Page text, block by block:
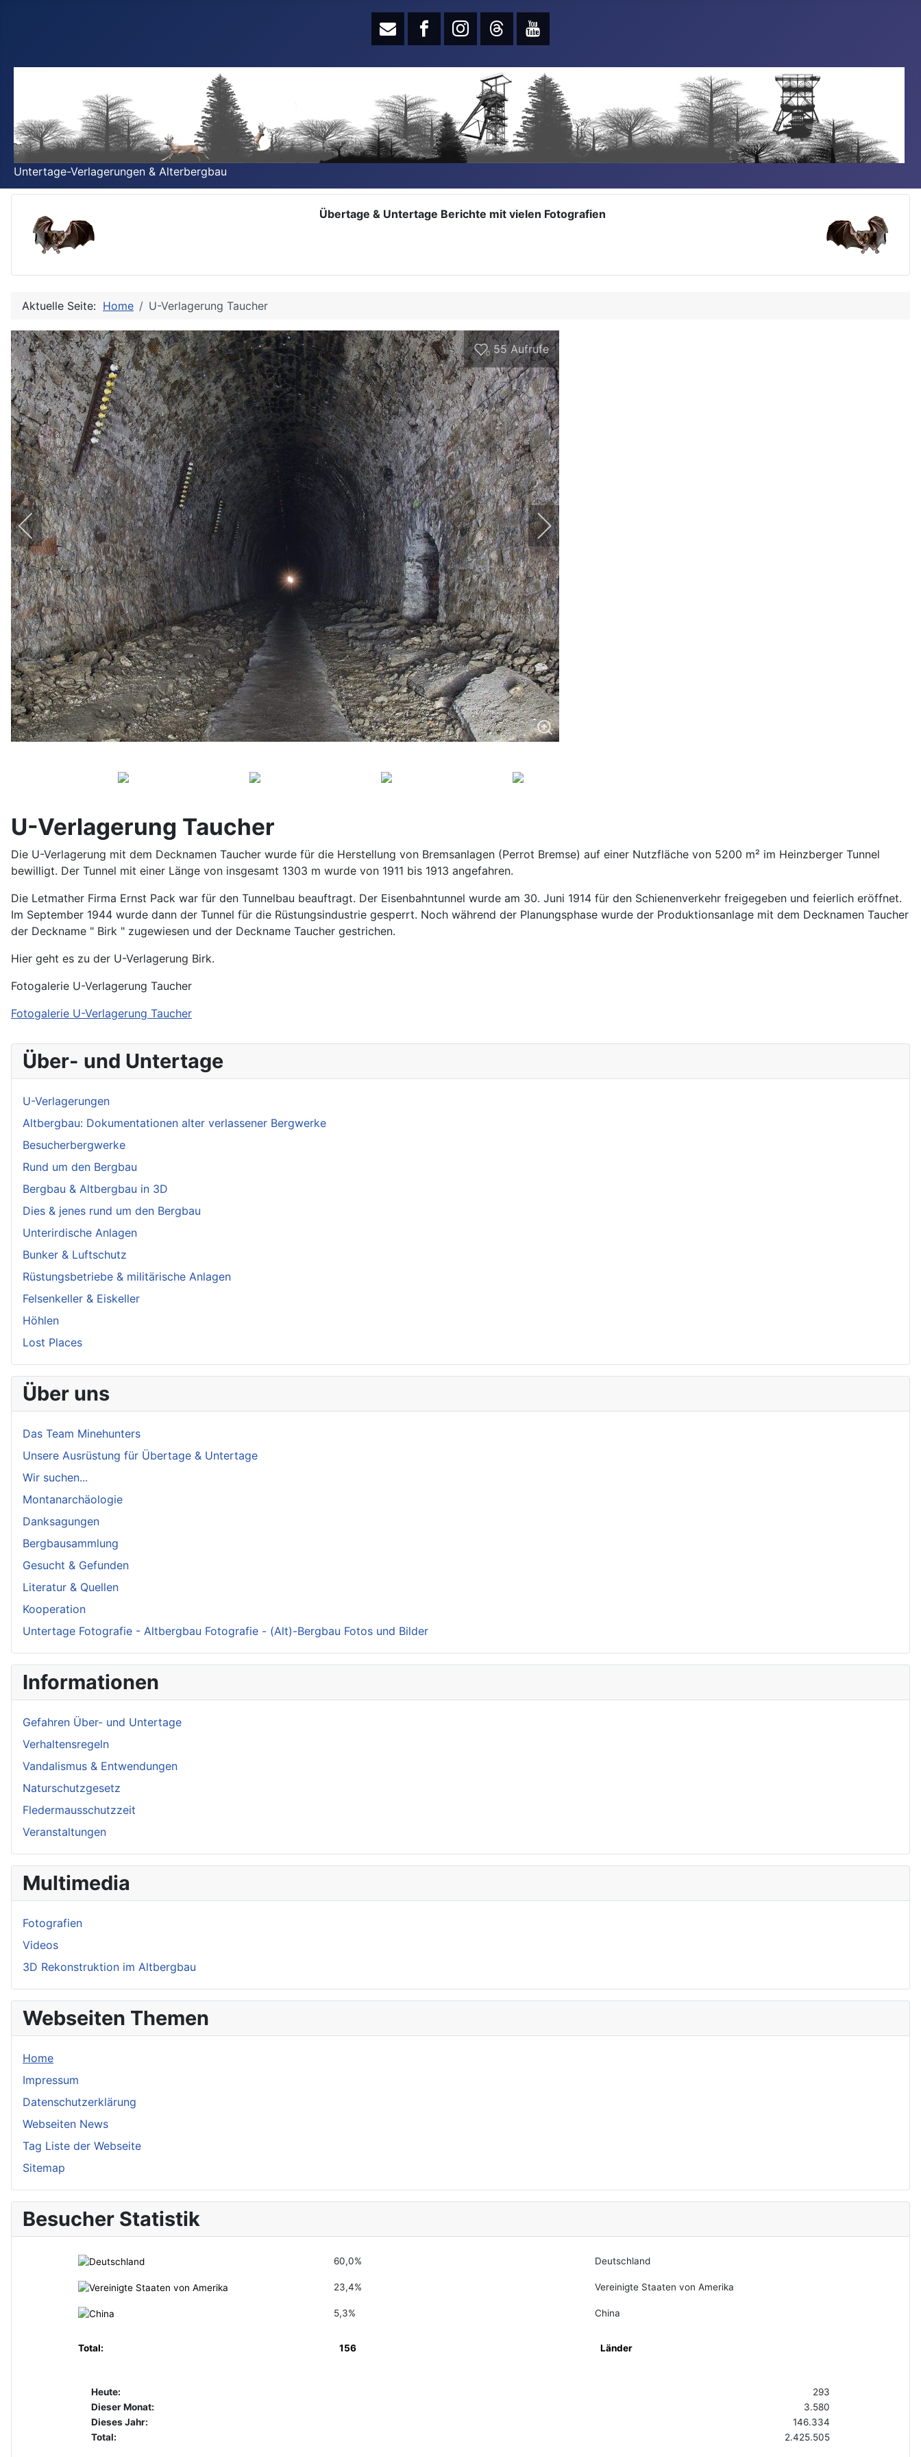
Untertage-Verlagerungen & Alterbergbau
Übertage & Untertage Berichte mit vielen Fotografien
Aktuelle Seite: Home U-Verlagerung Taucher
0 55Aufrufe
U-Verlagerung Taucher
Die U-Verlagerung mit dem Decknamen Taucher wurde für die Herstellung von Bremsanlagen (Perrot Bremse) auf einer Nutzfläche von 5200 m² im Heinzberger Tunnel
bewilligt. Der Tunnel mit einer Länge von insgesamt 1303 m wurde von 1911 bis 1913 angefahren.
Die Letmather Firma Ernst Pack war für den Tunnelbau beauftragt. Der Eisenbahntunnel wurde am 30. Juni 1914 für den Schienenverkehr freigegeben und feierlich eröffnet.
Im September 1944 wurde dann der Tunnel für die Rüstungsindustrie gesperrt. Noch während der Planungsphase wurde der Produktionsanlage mit dem Decknamen Taucher
der Deckname " Birk " zugewiesen und der Deckname Taucher gestrichen.
Hier geht es zu der U-Verlagerung Birk.
Fotogalerie U-Verlagerung Taucher
Fotogalerie U-Verlagerung Taucher
Über- und Untertage
U-Verlagerungen
Altbergbau: Dokumentationen alter verlassener Bergwerke
Besucherbergwerke
Rund um den Bergbau
Bergbau & Altbergbau in 3D
Dies & jenes rund um den Bergbau
Unterirdische Anlagen
Bunker & Luftschutz
Rüstungsbetriebe & militärische Anlagen
Felsenkeller & Eiskeller
Höhlen
Lost Places
Über uns
Das Team Minehunters
Unsere Ausrüstung für Übertage & Untertage
Wir suchen...
Montanarchäologie
Danksagungen
Bergbausammlung
Gesucht & Gefunden
Literatur & Quellen
Kooperation
Untertage Fotografie - Altbergbau Fotografie - (Alt)-Bergbau Fotos und Bilder
Informationen
Gefahren Über- und Untertage
Verhaltensregeln
Vandalismus & Entwendungen
Naturschutzgesetz
Fledermausschutzzeit
Veranstaltungen
Multimedia
Fotografien
Videos
3D Rekonstruktion im Altbergbau
Webseiten Themen
Home
Impressum
Datenschutzerklärung
Webseiten News
Tag Liste der Webseite
Sitemap
Besucher Statistik
60,0% Deutschland
23,4% Vereinigte Staaten von Amerika
5,3% China
Total: 156 Länder
Heute:
293
Dieser Monat:
3.580
Dieses Jahr:
146.334
Total:
2.425.505